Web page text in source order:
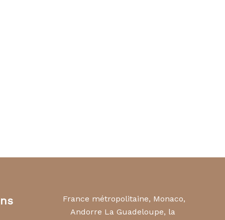
France métropolitaine, Monaco,
Andorre La Guadeloupe, la